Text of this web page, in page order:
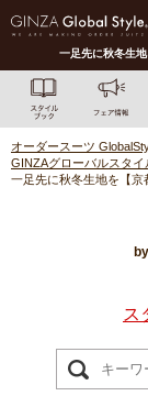
一足先に秋冬生
オーダースーツ
GINZAグローバルスタ
一足先に秋冬生地を【京
ス